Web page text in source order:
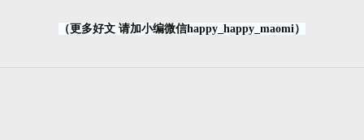
（更多好文 请加小编微信happy_happy_maomi）